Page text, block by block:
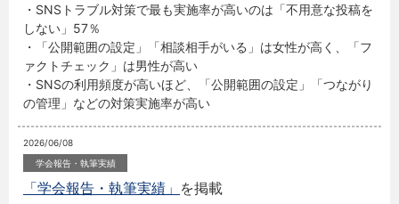
・SNSトラブル対策で最も実施率が高いのは「不用意な投稿を
しない」57％
・「公開範囲の設定」「相談相手がいる」は女性が高く、「フ
ァクトチェック」は男性が高い
・SNSの利用頻度が高いほど、「公開範囲の設定」「つながり
の管理」などの対策実施率が高い
2026/06/08
「学会報告・執筆実績」 を掲載